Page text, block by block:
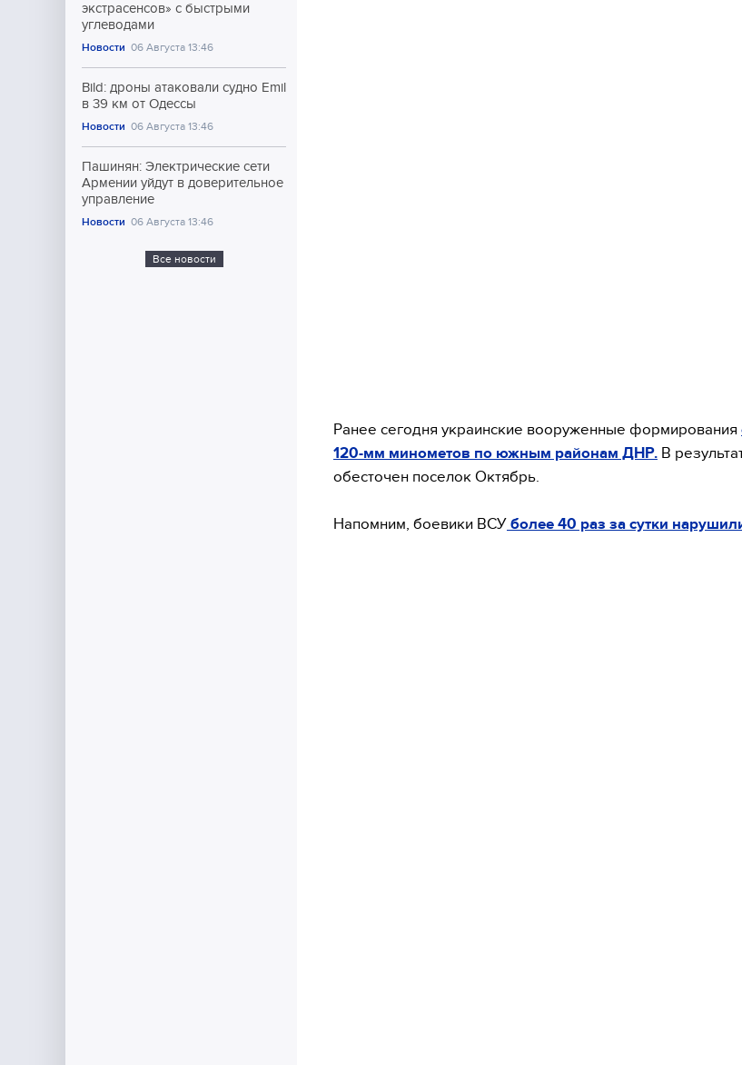
экстрасенсов» с быстрыми
углеводами
Новости 06 Августа 13:46
Bild: дроны атаковали судно Emil
в 39 км от Одессы
Новости 06 Августа 13:46
Пашинян: Электрические сети
Армении уйдут в доверительное
управление
Новости 06 Августа 13:46
Все новости
Ранее сегодня украинские вооруженные формирования
120-мм минометов по южным районам ДНР. В
обесточен поселок Октябрь.
Напомним, боевики ВСУ более 40 раз за сутки